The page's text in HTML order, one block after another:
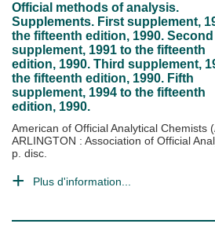
Official methods of analysis.
Supplements. First supplement,
the fifteenth edition, 1990. Second
supplement, 1991 to the fifteenth
edition, 1990. Third supplement,
the fifteenth edition, 1990. Fifth
supplement, 1994 to the fifteenth
edition, 1990.
American of Official Analytical Chemists
ARLINGTON : Association of Official
p. disc.
Plus d'information...